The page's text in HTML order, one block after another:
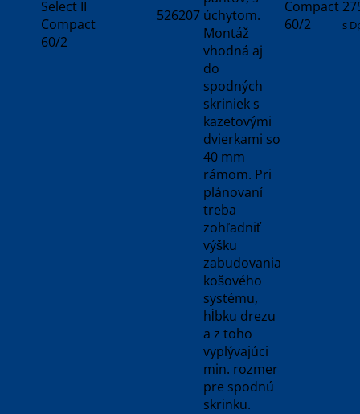
526207 úchytom.
Montáž
vhodná aj
do
spodných
skriniek s
kazetovými
dvierkami so
40 mm
rámom. Pri
plánovaní
treba
zohľadniť
výšku
zabudovania
košového
systému,
hĺbku drezu
a z toho
vyplývajúci
min. rozmer
pre spodnú
skrinku.
Compact
60/2
s